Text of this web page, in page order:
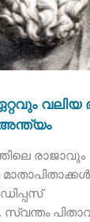
വലിയ
രാജാവും
സ്വന്തം